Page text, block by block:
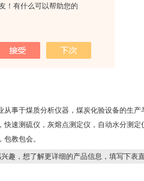
！有什么可以帮助您的
配用 s 分度值热电偶
从事于煤质分析仪器，煤炭化验设备的生
速测硫仪，灰熔点测定仪，自动水分测定
教包会。
趣，想了解更详细的产品信息，填写下表